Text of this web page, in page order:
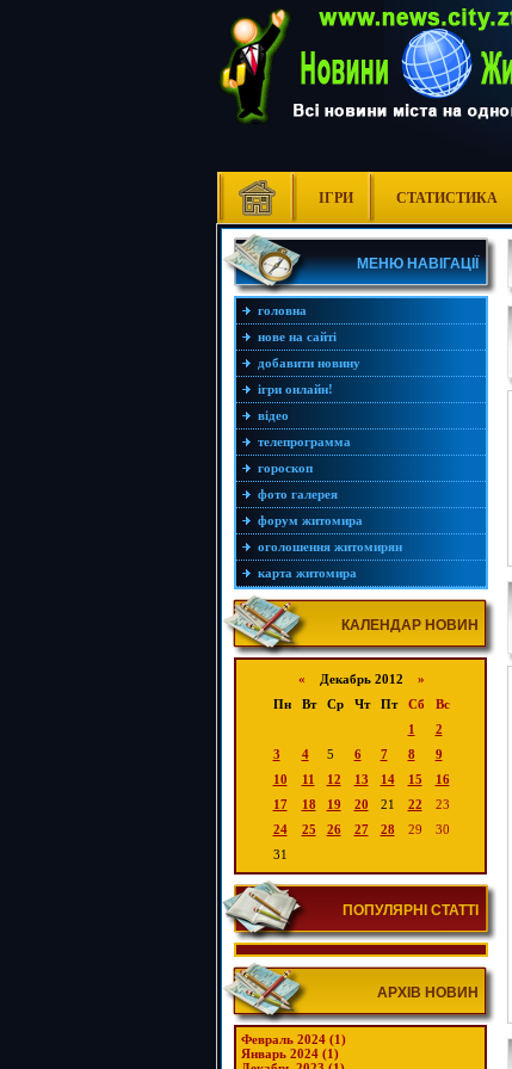
ІГРИ СТАТИСТИКА
МЕНЮ НАВІГАЦІЇ
головна
нове на сайті
добавити новину
ігри онлайн!
відео
телепрограмма
гороскоп
фото галерея
форум житомира
оголошення житомирян
карта житомира
КАЛЕНДАР НОВИН
« Декабрь 2012 »
Пн
Вт Ср Чт Пт Сб
Вс
1
2
3
4 5 6 7 8
9
10
11 12 13 14 15
16
17
18 19 20 21 22
23
24
25 26 27 28 29
30
31
ПОПУЛЯРНІ СТАТТІ
АРХІВ НОВИН
Февраль 2024 (1)
Январь 2024 (1)